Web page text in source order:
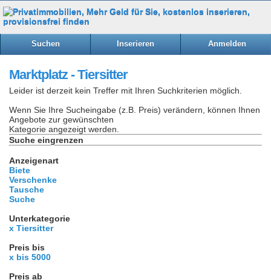
Suchen Inserieren Anmelden
Marktplatz - Tiersitter
Leider ist derzeit kein Treffer mit Ihren Suchkriterien möglich.
Wenn Sie Ihre Sucheingabe (z.B. Preis) verändern, können Ihnen
Angebote zur gewünschten
Kategorie angezeigt werden.
Suche eingrenzen
Anzeigenart
Biete
Verschenke
Tausche
Suche
Unterkategorie
x Tiersitter
Preis bis
x bis 5000
Preis ab